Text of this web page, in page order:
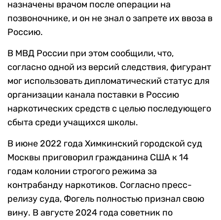
назначены врачом после операции на
позвоночнике, и он не знал о запрете их ввоза в
Россию.
В МВД России при этом сообщили, что,
согласно одной из версий следствия, фигурант
мог использовать дипломатический статус для
организации канала поставки в Россию
наркотических средств с целью последующего
сбыта среди учащихся школы.
В июне 2022 года Химкинский городской суд
Москвы приговорил гражданина США к 14
годам колонии строгого режима за
контрабанду наркотиков. Согласно пресс-
релизу суда, Фогель полностью признал свою
вину. В августе 2024 года советник по